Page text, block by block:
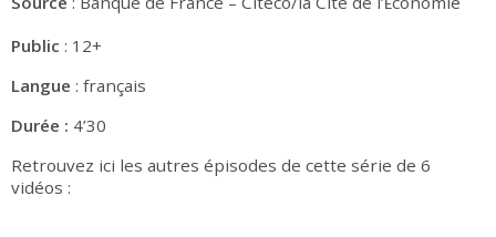
É
Public : 12+
Langue : français
Durée : 4’30
Retrouvez ici les autres épisodes de cette série de 6
vidéos :